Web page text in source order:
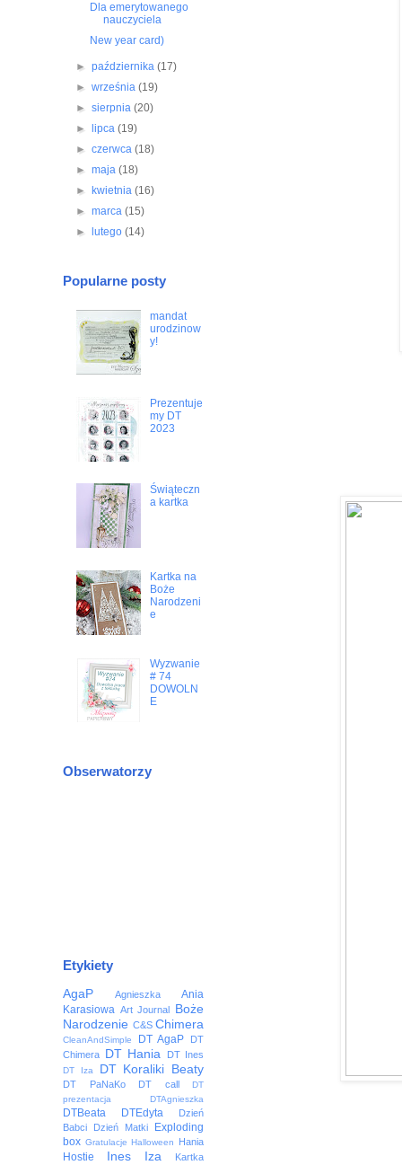
Dla emerytowanego
nauczyciela
New year card)
►października(17)
►września(19)
►sierpnia(20)
►
lipca(19)
►czerwca(18)
►maja(18)
►
kwietnia(16)
►marca(15)
►
lutego(14)
Popularne posty
mandat
urodzinow
y!
Prezentuje
my DT
2023
Świąteczn
a kartka
Kartka na
Boże
Narodzeni
e
Wyzwanie
# 74
DOWOLN
E
Obserwatorzy
Etykiety
AgaP Agnieszka
Ania
Karasiowa Art Journal
Boże
Narodzenie C&S Chimera
CleanAndSimple DT AgaP
DT
Chimera DT Hania DT Ines
DT Iza DT Koraliki Beaty
DT PaNaKo DT call
DT
prezentacja
DTAgnieszka
DTBeata DTEdyta
Dzień
Babci
Dzień Matki
Exploding
box Gratulacje Halloween Hania
Hostie Ines Iza
Kartka